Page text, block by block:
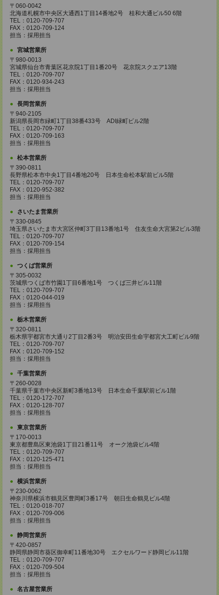
〒060-0042
北海道札幌市中央区大通西1丁目14番地2号 桂和大通ビル50 6階
TEL：0120-709-707
FAX：0120-709-124
担当：採用担当
宮城営業所
〒980-0013
宮城県仙台市青葉区花京院1丁目1番20号 花京院スクエア13階
TEL：0120-709-707
FAX：0120-934-243
担当：採用担当
長岡営業所
〒940-2105
新潟県長岡市緑町1丁目38番433号 ADI緑町ビル2階
TEL：0120-709-707
FAX：0120-709-163
担当：採用担当
松本営業所
〒390-0811
長野県松本市中央1丁目4番地20号 日本生命松本駅前ビル5階
TEL：0120-709-707
FAX：0120-952-382
担当：採用担当
さいたま営業所
〒330-0845
埼玉県さいたま市大宮区仲町3丁目13番地1号 住友生命大宮第2ビル3階
TEL：0120-709-707
FAX：0120-709-154
担当：採用担当
つくば営業所
〒305-0032
茨城県つくば市竹園1丁目6番地1号 つくば三井ビル11階
TEL：0120-709-707
FAX：0120-044-019
担当：採用担当
栃木営業所
〒320-0811
栃木県宇都宮市大通り2丁目2番3号 明治安田生命宇都宮大工町ビル9階
TEL：0120-709-707
FAX：0120-709-152
担当：採用担当
千葉営業所
〒260-0028
千葉県千葉市中央区新町3番地13号 日本生命千葉駅前ビル1階
TEL：0120-172-707
FAX：0120-128-707
担当：採用担当
東京営業所
〒170-0013
東京都豊島区東池袋1丁目21番11号 オーク池袋ビル4階
TEL：0120-709-707
FAX：0120-125-471
担当：採用担当
横浜営業所
〒230-0062
神奈川県横浜市鶴見区豊岡町3番17号 朝日生命鶴見ビル4階
TEL：0120-018-707
FAX：0120-709-006
担当：採用担当
静岡営業所
〒420-0857
静岡県静岡市葵区御幸町11番地30号 エクセルワード静岡ビル11階
TEL：0120-709-707
FAX：0120-709-504
担当：採用担当
名古屋営業所